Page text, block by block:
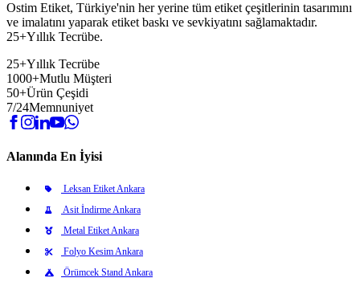
Ostim Etiket, Türkiye'nin her yerine tüm etiket çeşitlerinin tasarımını
ve imalatını yaparak etiket baskı ve sevkiyatını sağlamaktadır.
25+Yıllık Tecrübe.
25+Yıllık Tecrübe
1000+Mutlu Müşteri
50+Ürün Çeşidi
7/24Memnuniyet
Alanında En İyisi
Leksan Etiket Ankara
Asit İndirme Ankara
Metal Etiket Ankara
Folyo Kesim Ankara
Örümcek Stand Ankara